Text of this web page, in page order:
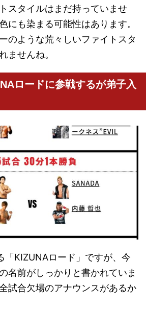
スタイルはまだ持っていませ
にも染まる可能性はあります。
のような荒々しいファイトスタ
ませんね。
ロードに参戦するが弟子入
「KIZUNAロード」ですが、今
名前がしっかりと書かれていま
試合欠場のアナウンスがあるか